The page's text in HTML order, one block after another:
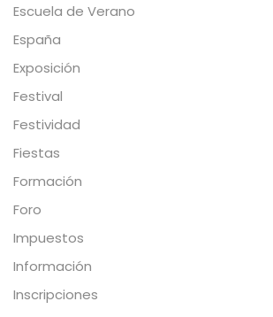
Escuela de Verano
España
Exposición
Festival
Festividad
Fiestas
Formación
Foro
Impuestos
Información
Inscripciones